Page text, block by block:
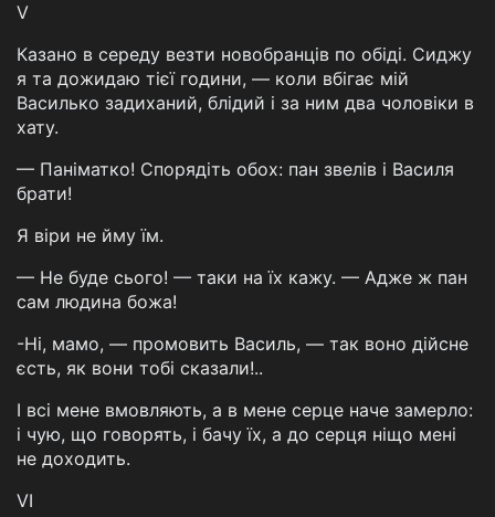
V
Казано в середу везти новобранців по обіді. Сиджу
я та дожидаю тієї години, — коли вбігає мій
Василько задиханий, блідий і за ним два чоловіки в
хату.
— Паніматко! Спорядіть обох: пан звелів і Василя
брати!
Я віри не йму їм.
— Не буде сього! — таки на їх кажу. — Адже ж пан
сам людина божа!
-Ні, мамо, — промовить Василь, — так воно дійсне
єсть, як вони тобі сказали!..
І всі мене вмовляють, а в мене серце наче замерло:
і чую, що говорять, і бачу їх, а до серця ніщо мені
не доходить.
VI